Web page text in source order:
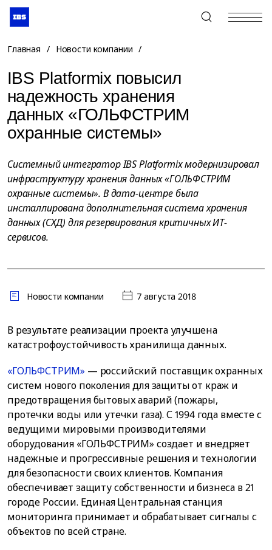
+7 (495) 967-80-80
Главная / Новости компании /
IBS Platformix повысил
надежность хранения
данных «ГОЛЬФСТРИМ
охранные системы»
Системный интегратор IBS Platformix модернизировал
инфраструктуру хранения данных «ГОЛЬФСТРИМ
охранные системы». В дата-центре была
инсталлирована дополнительная система хранения
данных (СХД) для резервирования критичных ИТ-
сервисов.
Новости компании 7 августа 2018
В результате реализации проекта улучшена
катастрофоустойчивость хранилища данных.
«ГОЛЬФСТРИМ» — российский поставщик охранных
систем нового поколения для защиты от краж и
предотвращения бытовых аварий (пожары,
протечки воды или утечки газа). С 1994 года вместе с
ведущими мировыми производителями
оборудования «ГОЛЬФСТРИМ» создает и внедряет
надежные и прогрессивные решения и технологии
для безопасности своих клиентов. Компания
обеспечивает защиту собственности и бизнеса в 21
городе России. Единая Центральная станция
мониторинга принимает и обрабатывает сигналы с
объектов по всей стране.